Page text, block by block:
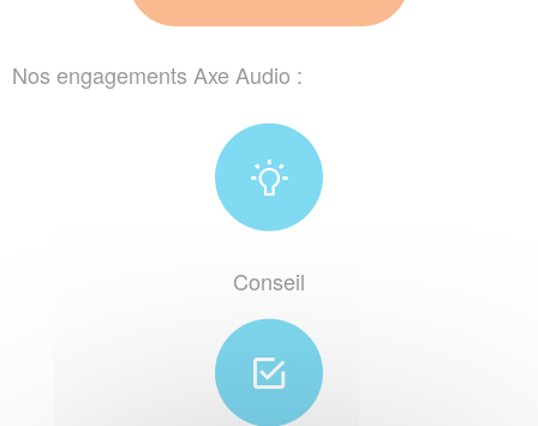
Nos engagements Axe Audio :
Conseil